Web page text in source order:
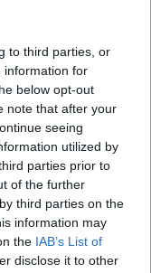
to third parties, or
information for
below opt-out
note that after your
seeing
utilized by
parties prior to
of the further
third parties on the
information may
the IAB’s List of
disclose it to other
Karte
werden
wurde
Grotten des
Spieler als auch
Stufe 1 von
werden